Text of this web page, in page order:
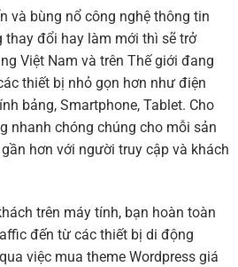
và bùng nổ công nghệ thông tin
thay đổi hay làm mới thì sẽ trở
Việt Nam và trên Thế giới đang
thiết bị nhỏ gọn hơn như điện
bảng, Smartphone, Tablet. Cho
nhanh chóng chúng cho mỗi sản
hơn với người truy cập và khách
trên máy tính, bạn hoàn toàn
đến từ các thiết bị di động
việc mua theme Wordpress giá